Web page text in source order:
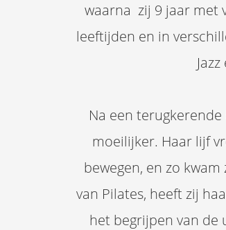
waarna zij 9 jaar met
leeftijden en in
Na een
moeilijker. Haar lijf
bewegen, en zo
van Pilates, heeft zij
het begrijpen van de